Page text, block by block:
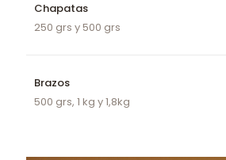
Chapatas
250 grs y 500 grs
Brazos
500 grs, 1 kg y 1,8kg